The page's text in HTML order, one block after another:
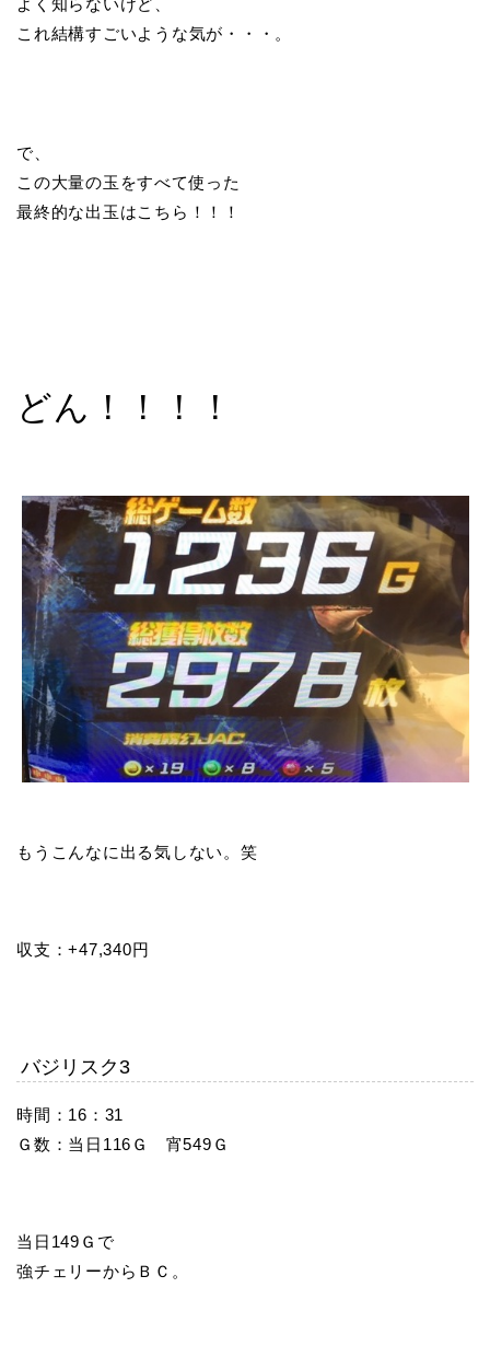
これ結構すごいような気が・・・。
で、
この大量の玉をすべて使った
最終的な出玉はこちら！！！
どん！！！！
もうこんなに出る気しない。笑
収支：+47,340円
バジリスク3
時間：16：31
Ｇ数：当日116Ｇ 宵549Ｇ
当日149Ｇで
強チェリーからＢＣ。